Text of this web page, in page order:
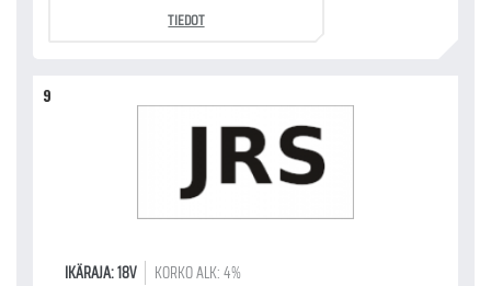
TIEDOT
9
IKÄRAJA: 18V KORKO ALK: 4%